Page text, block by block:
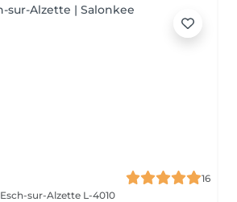
16
Esch-sur-Alzette L-4010